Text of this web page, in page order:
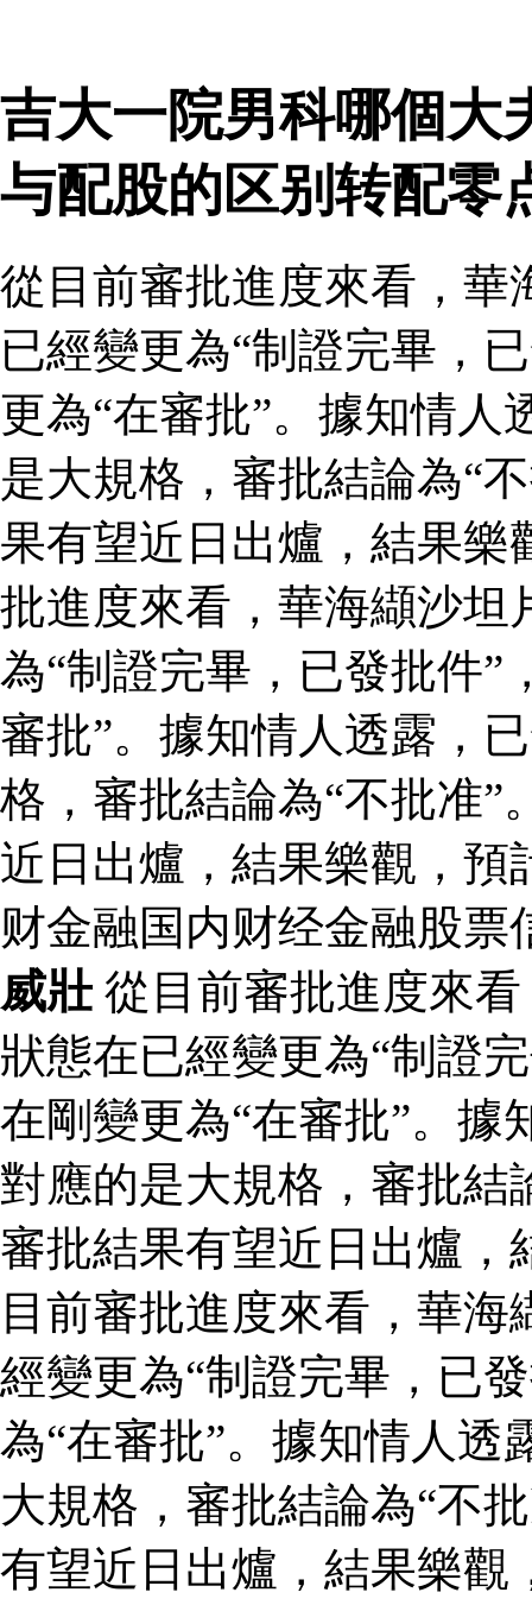
吉大一院男科哪個大
与配股的区别转配零
從目前審批進度來看，華
已經變更為“制證完畢，
更為“在審批”。據知情
是大規格，審批結論為“
果有望近日出爐，結果樂
批進度來看，華海纈沙坦
為“制證完畢，已發批件”
審批”。據知情人透露，
格，審批結論為“不批准”
近日出爐，結果樂觀，預
财金融国内财经金融股
威壯從目前審批進度來
狀態在已經變更為“制證
在剛變更為“在審批”。據
對應的是大規格，審批結
審批結果有望近日出爐，
目前審批進度來看，華
經變更為“制證完畢，已
為“在審批”。據知情人透
大規格，審批結論為“不
有望近日出爐，結果樂